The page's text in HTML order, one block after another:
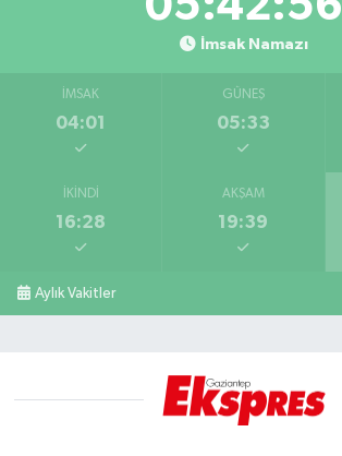
İmsak Namazı
İMSAK
04:01
GÜNEŞ
05:33
İKINDI
16:28
AKŞAM
19:39
Aylık Vakitler